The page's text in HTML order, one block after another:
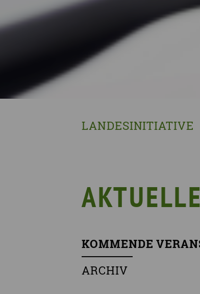
LANDESINITIATIVE
Mit wem wir arbeiten
KOMMENDE
ARCHIV